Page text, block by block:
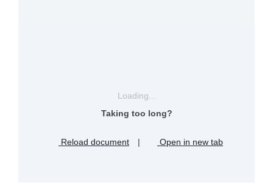
Loading...
Taking too long?
Reload document | Open in new tab